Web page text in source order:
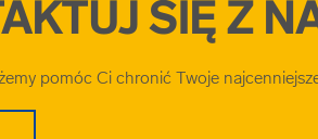
SIĘ Z
pomóc Ci chronić Twoje